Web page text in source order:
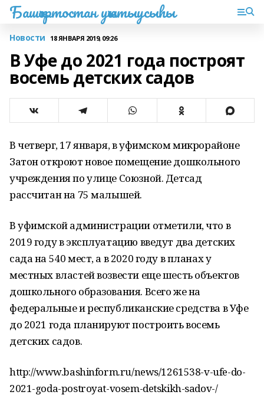
Башҡортостан уҡытыусыһы
Новости 18 ЯНВАРЯ 2019, 09:26
В Уфе до 2021 года построят
восемь детских садов
В четверг, 17 января, в уфимском микрорайоне
Затон откроют новое помещение дошкольного
учреждения по улице Союзной. Детсад
рассчитан на 75 малышей.
В уфимской администрации отметили, что в
2019 году в эксплуатацию введут два детских
сада на 540 мест, а в 2020 году в планах у
местных властей возвести еще шесть объектов
дошкольного образования. Всего же на
федеральные и республиканские средства в Уфе
до 2021 года планируют построить восемь
детских садов.
http://www.bashinform.ru/news/1261538-v-ufe-do-
2021-goda-postroyat-vosem-detskikh-sadov-/